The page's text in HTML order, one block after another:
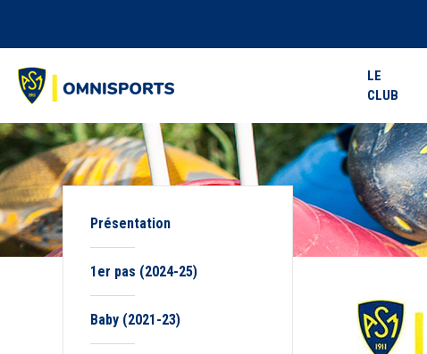
LE
CLUB
Présentation
1er pas (2024-25)
Baby (2021-23)